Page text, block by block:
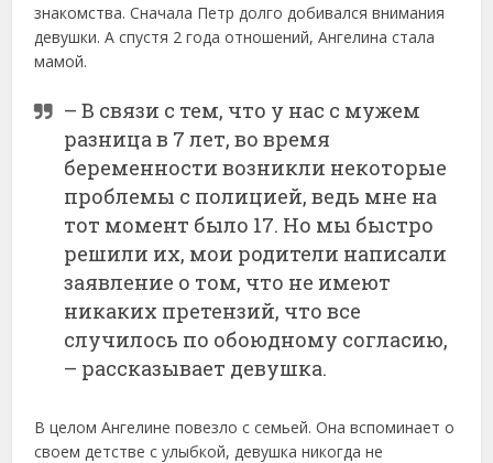
знакомства. Сначала Петр долго добивался внимания
девушки. А спустя 2 года отношений, Ангелина стала
мамой.
– В связи с тем, что у нас с мужем
разница в 7 лет, во время
беременности возникли некоторые
проблемы с полицией, ведь мне на
тот момент было 17. Но мы быстро
решили их, мои родители написали
заявление о том, что не имеют
никаких претензий, что все
случилось по обоюдному согласию,
– рассказывает девушка.
В целом Ангелине повезло с семьей. Она вспоминает о
своем детстве с улыбкой, девушка никогда не